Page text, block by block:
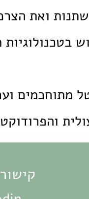
ואת
מתוחכמים